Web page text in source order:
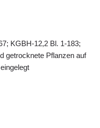
KGBH-12,2 Bl. 1-183;
getrocknete Pflanzen auf